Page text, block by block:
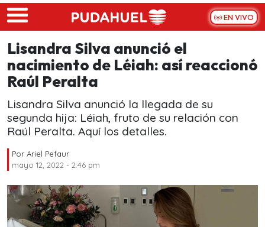
Skip to main content
EN VIVO
Lisandra Silva anunció el
nacimiento de Léiah: así reaccionó
Raúl Peralta
Lisandra Silva anunció la llegada de su
segunda hija: Léiah, fruto de su relación con
Raúl Peralta. Aquí los detalles.
Por Ariel Pefaur
mayo 12, 2022 - 2:46 pm